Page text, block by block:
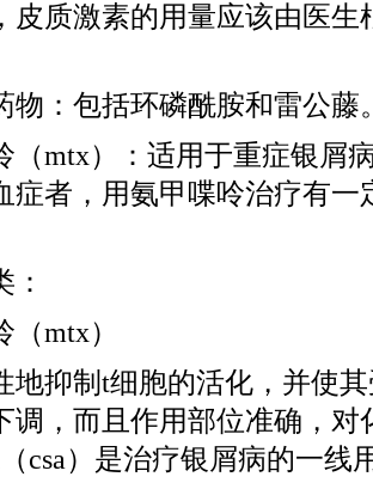
皮质激素的用量应该由医生
：包括环磷酰胺和雷公藤
mtx）：适用于重症银屑
症者，用氨甲喋呤治疗有一
mtx）
地抑制t细胞的活化，并使
调，而且作用部位准确，对
csa）是治疗银屑病的一线